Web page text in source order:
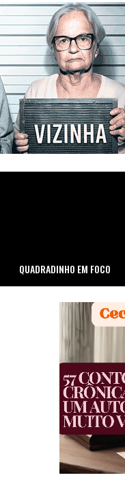
QUADRADINHO EM FOCO